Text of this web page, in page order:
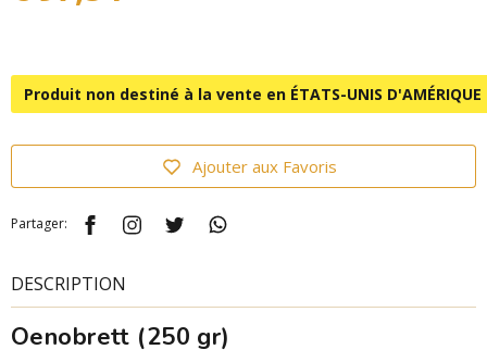
Produit non destiné à la vente en ÉTATS-UNIS D'AMÉRIQUE
Ajouter aux Favoris
Partager:
DESCRIPTION
Oenobrett (250 gr)